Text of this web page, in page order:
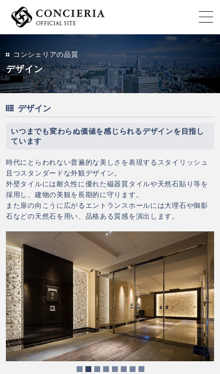
コンシェリアの品質
デザイン
デザイン
いつまでも変わらぬ価値を感じられるデザインを目指し
ています
時代にとらわれない普遍的な美しさを表現するスタイリッシュ
且つスタンダードな外観デザイン。
外壁タイルには耐久性に優れた磁器質タイルや天然石貼り等を
採用し、建物の美観を長期的に守ります。
また扉の向こうに広がるエントランスホールには大理石や御影
石などの天然石を用い、品格ある質感を演出します。